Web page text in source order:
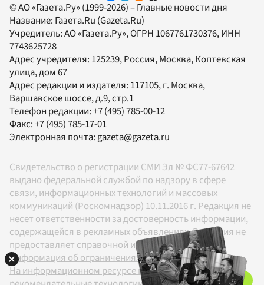
© АО «Газета.Ру» (1999-2026) – Главные новости дня
Название: Газета.Ru (Gazeta.Ru)
Учредитель:АО «Газета.Ру», ОГРН 1067761730376, ИНН
7743625728
Адрес учредителя: 125239, Россия, Москва, Коптевская
улица, дом 67
Адрес редакции и издателя: 117105, г. Москва,
Варшавское шоссе, д.9, стр.1
Телефон редакции:+7 (495) 785-00-12
Факс:+7 (495) 785-17-01
Электронная почта:gazeta@gazeta.ru
Свидетельство о регистрации СМИ Эл № ФС77-67642
выдано федеральной службой по надзору в сфере
связи, информационных технологий и массовых
коммуникаций (Роскомнадзор) 10.11.2016 г. Редакция не
несет ответственности за достоверность информации,
содержащейся в рекламных объявлениях. Редакция не
предоставляет справочной информации.
Информация об ограничениях
На информационном ресурсе применяются